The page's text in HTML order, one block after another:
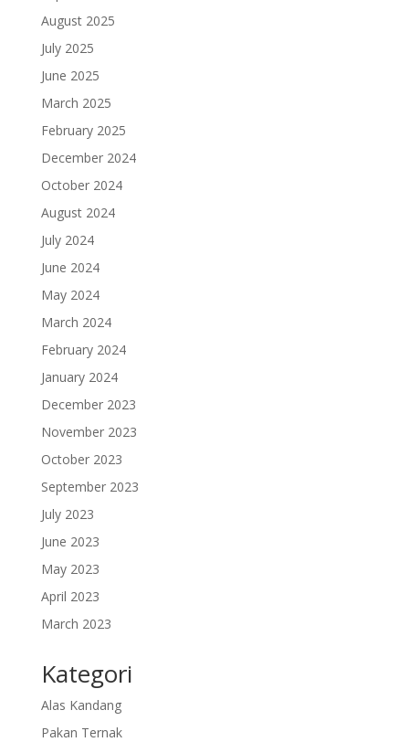
August 2025
July 2025
June 2025
March 2025
February 2025
December 2024
October 2024
August 2024
July 2024
June 2024
May 2024
March 2024
February 2024
January 2024
December 2023
November 2023
October 2023
September 2023
July 2023
June 2023
May 2023
April 2023
March 2023
Kategori
Alas Kandang
Pakan Ternak